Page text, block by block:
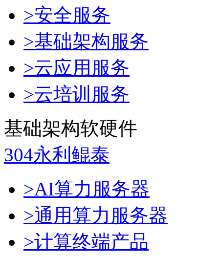
>安全服务
>基础架构服务
>云应用服务
>云培训服务
基础架构软硬件
304永利鲲泰
>AI算力服务器
>通用算力服务器
>计算终端产品